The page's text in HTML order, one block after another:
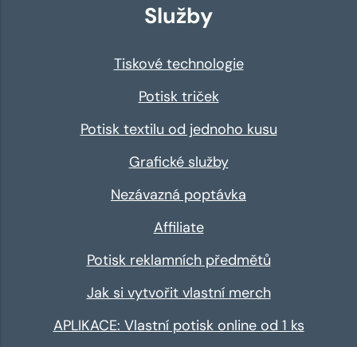
Služby
Tiskové technologie
Potisk triček
Potisk textilu od jednoho kusu
Grafické služby
Nezávazná poptávka
Affiliate
Potisk reklamních předmětů
Jak si vytvořit vlastní merch
APLIKACE: Vlastní potisk online od 1 ks